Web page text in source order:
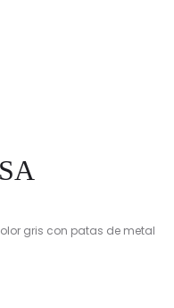
gris con patas de metal